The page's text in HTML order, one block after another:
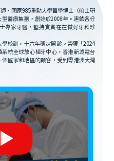
、國家985重點大學醫學博士（碩士研
醫療集團，創始於2008年。連鎖各分
專家牙醫，堅持實實在在做好牙科診
校訓，十六年穩定開診。榮獲「2024
統全球放心植牙中心，香港新城電台
國家和地區的顧客，受到粵港澳大灣